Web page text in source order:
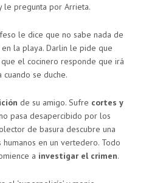
le pregunta por Arrieta.
le dice que no sabe nada de
en la playa. Darlin le pide que
el cocinero responde que irá
cuando se duche.
de su amigo. Sufre cortes y
pasa desapercibido por los
de basura descubre una
en un vertedero. Todo
a investigar el crimen.